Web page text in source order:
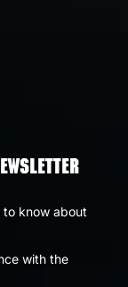
know about
with the